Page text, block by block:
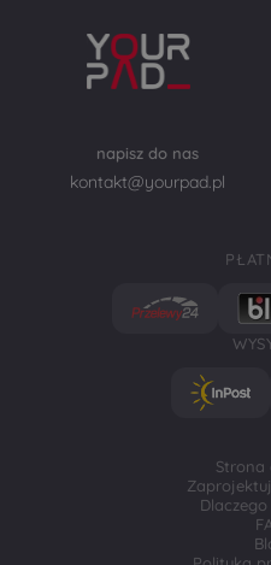
napisz do nas
kontakt@yourpad.pl
Strona